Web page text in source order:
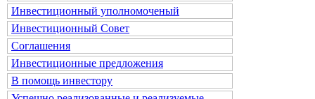
Инвестиционный уполномоченый
Инвестиционный Совет
Соглашения
Инвестиционные предложения
В помощь инвестору